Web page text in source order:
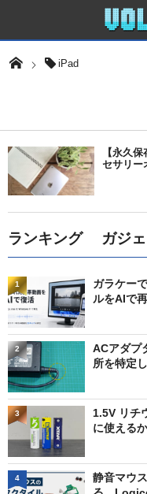
iPad
【永久
セサリー
ランキング ガジェ
ガラケー
ルをAIで
1
ACアダプ
所を特定
2
1.5V リチ
に使える
3
静音マウ
4